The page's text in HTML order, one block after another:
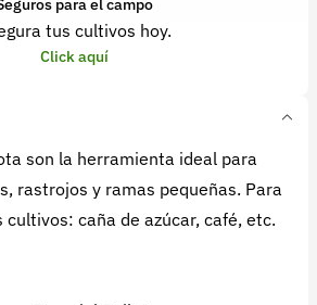
para el campo
tus cultivos hoy.
Click aquí
son la herramienta ideal para
rastrojos y ramas pequeñas. Para
caña de azúcar, café, etc.